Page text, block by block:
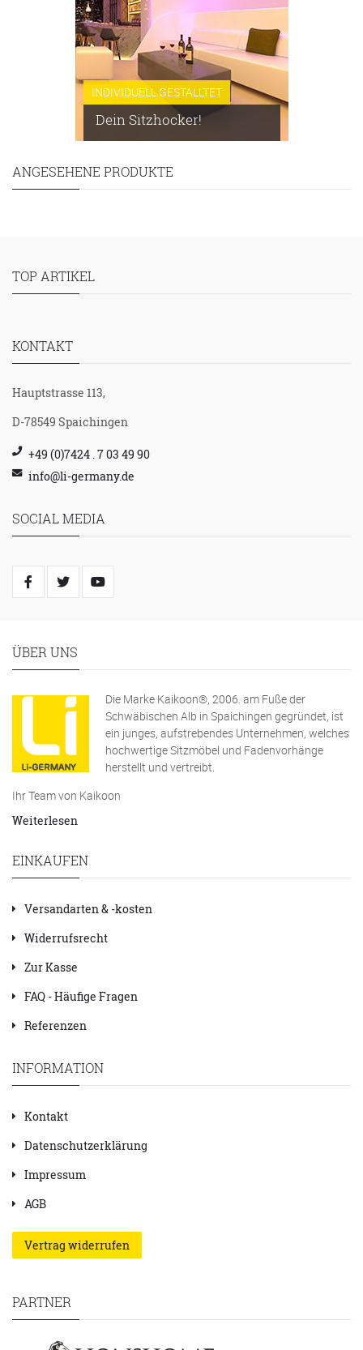
INDIVIDUELL GESTALLTET
Dein Sitzhocker!
ANGESEHENE PRODUKTE
TOP ARTIKEL
KONTAKT
Hauptstrasse 113,
D-78549 Spaichingen
+49 (0)7424 . 7 03 49 90
info@li-germany.de
SOCIAL MEDIA
ÜBER UNS
Die Marke Kaikoon®, 2006. am Fuße der
Schwäbischen Alb in Spaichingen gegründet, ist
ein junges, aufstrebendes Unternehmen, welches
hochwertige Sitzmöbel und Fadenvorhänge
herstellt und vertreibt.
Ihr Team von Kaikoon
Weiterlesen
EINKAUFEN
Versandarten & -kosten
Widerrufsrecht
Zur Kasse
FAQ - Häufige Fragen
Referenzen
INFORMATION
Kontakt
Datenschutzerklärung
Impressum
AGB
Vertrag widerrufen
PARTNER